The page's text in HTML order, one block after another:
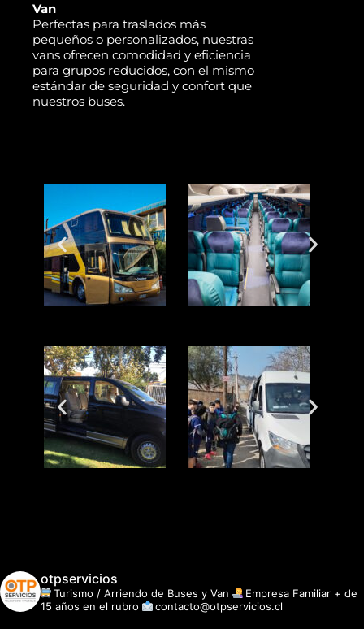
Van
Perfectas para traslados más
pequeños o personalizados, nuestras
vans ofrecen comodidad y eficiencia
para grupos reducidos, con el mismo
estándar de seguridad y confort que
nuestros buses.
otpservicios
Turismo / Arriendo de Buses y Van
Empresa Familiar + de
15 años en el rubro
contacto@otpservicios.cl